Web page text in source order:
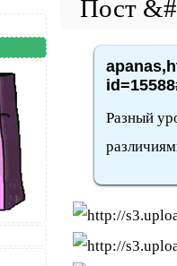
Разный